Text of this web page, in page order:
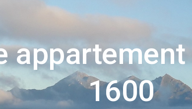
Skip to navigation
1600